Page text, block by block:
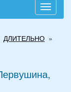
Toggle
ДЛИТЕЛЬНО »